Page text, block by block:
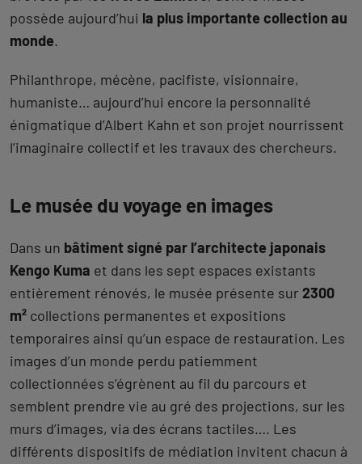
possède aujourd’hui la plus importante collection au
monde.
Philanthrope, mécène, pacifiste, visionnaire,
humaniste… aujourd’hui encore la personnalité
énigmatique d’Albert Kahn et son projet nourrissent
l’imaginaire collectif et les travaux des chercheurs.
Le musée du voyage en images
Dans un bâtiment signé par l’architecte japonais
Kengo Kuma et dans les sept espaces existants
entièrement rénovés, le musée présente sur 2300
m² collections permanentes et expositions
temporaires ainsi qu’un espace de restauration. Les
images d’un monde perdu patiemment
collectionnées s’égrènent au fil du parcours et
semblent prendre vie au gré des projections, sur les
murs d’images, via des écrans tactiles…. Les
différents dispositifs de médiation invitent chacun à